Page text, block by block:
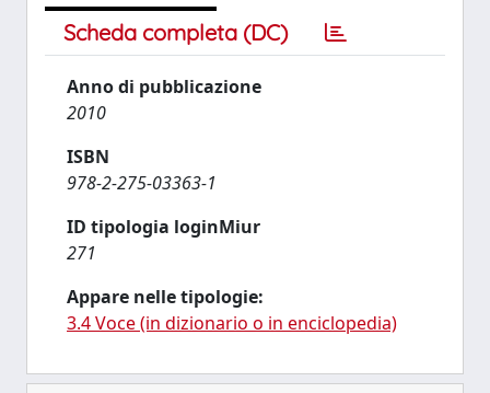
Scheda completa (DC)
Anno di pubblicazione
2010
ISBN
978-2-275-03363-1
ID tipologia loginMiur
271
Appare nelle tipologie:
3.4 Voce (in dizionario o in enciclopedia)